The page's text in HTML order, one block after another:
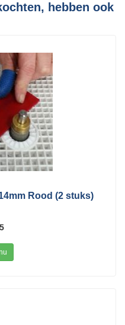
hebben ook
Rood (2 stuks)